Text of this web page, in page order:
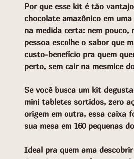
Por que esse kit é tão
chocolate amazônico em
na medida certa: nem
pessoa escolhe o sabor que
custo-benefício pra quem
perto, sem cair na mesmice
Se você busca um kit
mini tabletes sortidos, zero
origem em outra, essa caixa
sua mesa em 160 pequenas
Ideal pra quem ama